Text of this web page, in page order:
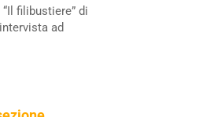
filibustiere” di
ad